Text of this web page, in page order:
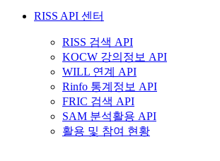
RISS API 센터
RISS 검색 API
KOCW 강의정보 API
WILL 연계 API
Rinfo 통계정보 API
FRIC 검색 API
SAM 분석활용 API
활용 및 참여 현황